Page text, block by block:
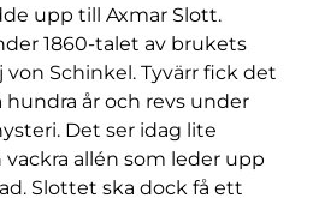
upp till Axmar Slott.
1860-talet av brukets
von Schinkel. Tyvärr fick det
hundra år och revs under
Det ser idag lite
allén som leder upp
Slottet ska dock få ett